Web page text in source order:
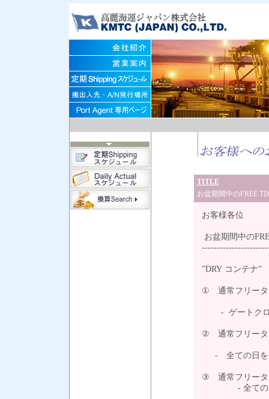
TITLE
お盆期間中のFREE
お客様各位
お盆期間中の
”DRY コンテナ”
① 通常フリータ
- ゲートクロ
② 通常フリータ
- 全ての日をカ
③ 通常フリータ
- 全ての日を